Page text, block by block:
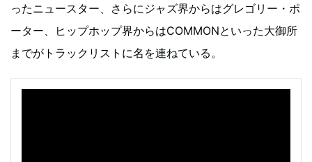
ったニュースター、さらにジャズ界からはグレゴリー・ポ
ーター、ヒップホップ界からはCOMMONといった大御所
までがトラックリストに名を連ねている。